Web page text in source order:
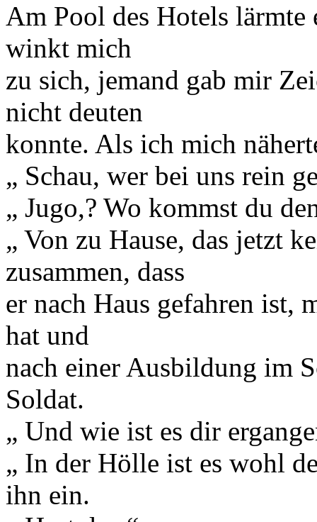
Am Pool des Hotels lärmte
winkt mich
zu sich, jemand gab mir
nicht deuten
konnte. Als ich mich
„ Schau, wer bei uns rein
„ Jugo,? Wo kommst du
„ Von zu Hause, das jetzt
zusammen, dass
er nach Haus gefahren ist,
hat und
nach einer Ausbildung im
Soldat.
„ Und wie ist es dir
„ In der Hölle ist es wohl
ihn ein.